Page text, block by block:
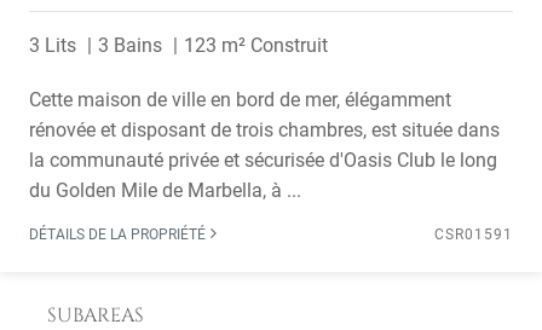
3 Lits 3 Bains 123 m² Construit
Cette maison de ville en bord de mer, élégamment
rénovée et disposant de trois chambres, est située dans
la communauté privée et sécurisée d'Oasis Club le long
du Golden Mile de Marbella, à ...
DÉTAILS DE LA PROPRIÉTÉ CSR01591
SUBAREAS